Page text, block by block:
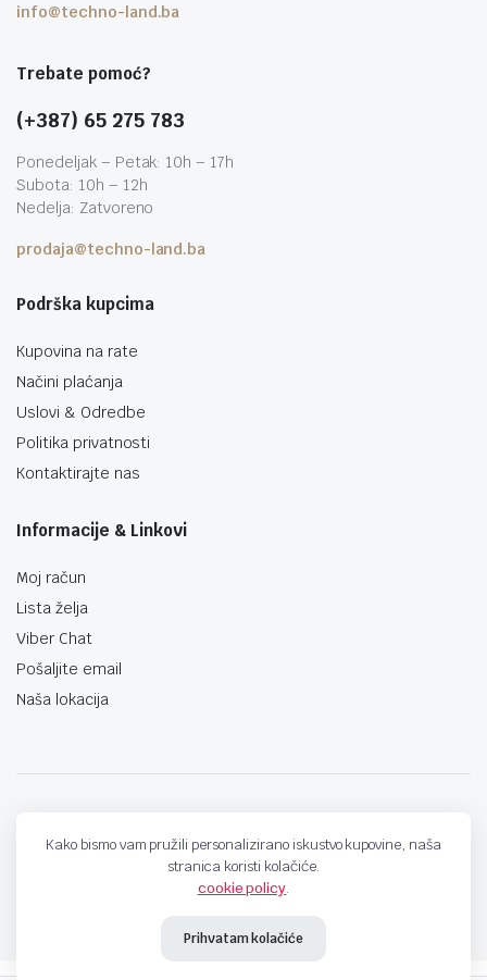
info@techno-land.ba
Trebate pomoć?
(+387) 65 275 783
Ponedeljak – Petak: 10h – 17h
Subota: 10h – 12h
Nedelja: Zatvoreno
prodaja@techno-land.ba
Podrška kupcima
Kupovina na rate
Načini plaćanja
Uslovi & Odredbe
Politika privatnosti
Kontaktirajte nas
Informacije & Linkovi
Moj račun
Lista želja
Viber Chat
Pošaljite email
Naša lokacija
Kako bismo vam pružili personalizirano iskustvo kupovine, naša
stranica koristi kolačiće.
cookie policy.
Prihvatam kolačiće